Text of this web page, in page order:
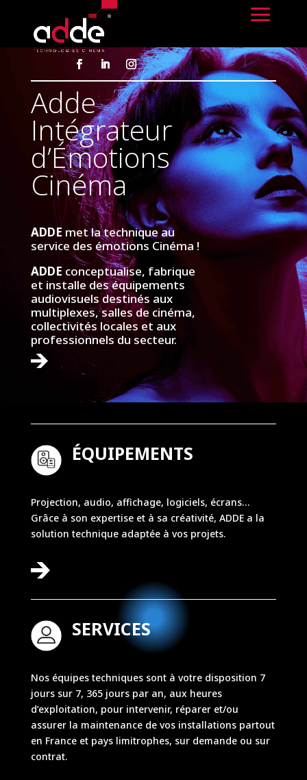
Adde
Intégrateur
d’Émotions
Cinéma
ADDEmet la technique au
service des émotions Cinéma !
ADDE conceptualise, fabrique
et installe des équipements
audiovisuels destinés aux
multiplexes, salles de cinéma,
collectivités locales et aux
professionnels du secteur.
ÉQUIPEMENTS
Projection, audio, affichage, logiciels, écrans…
Grâce à son expertise et à sa créativité, ADDE a la
solution technique adaptée à vos projets.
SERVICES
Nos équipes techniques sont à votre disposition 7
jours sur 7, 365 jours par an, aux heures
d’exploitation, pour intervenir, réparer et/ou
assurer la maintenance de vos installations partout
en France et pays limitrophes, sur demande ou sur
contrat.